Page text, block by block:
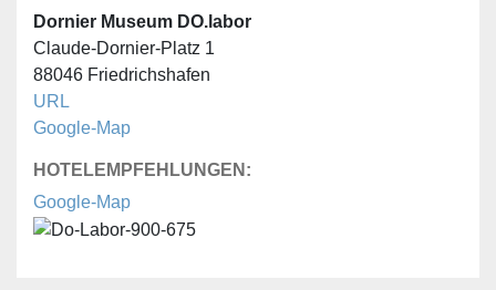
Dornier Museum DO.labor
Claude-Dornier-Platz 1
88046 Friedrichshafen
URL
Google-Map
HOTELEMPFEHLUNGEN:
Google-Map